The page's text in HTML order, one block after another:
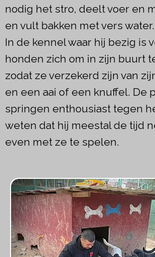
nodig het stro, deelt voer en
en vult bakken met vers water.
In de kennel waar hij bezig is
honden zich om in zijn buurt
zodat ze verzekerd zijn van
en een aai of een knuffel. De
springen enthousiast tegen
weten dat hij meestal de tijd
even met ze te spelen.